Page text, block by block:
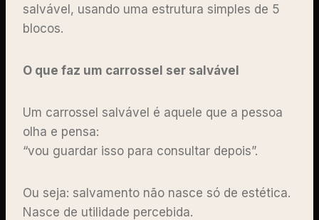
salvável, usando uma estrutura simples de 5
blocos.
O que faz um carrossel ser salvável
Um carrossel salvável é aquele que a pessoa
olha e pensa:
“vou guardar isso para consultar depois”.
Ou seja: salvamento não nasce só de estética.
Nasce de utilidade percebida.